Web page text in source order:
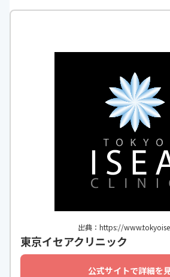
出典：https://
東京イセアクリニック
公式サイトで詳細を